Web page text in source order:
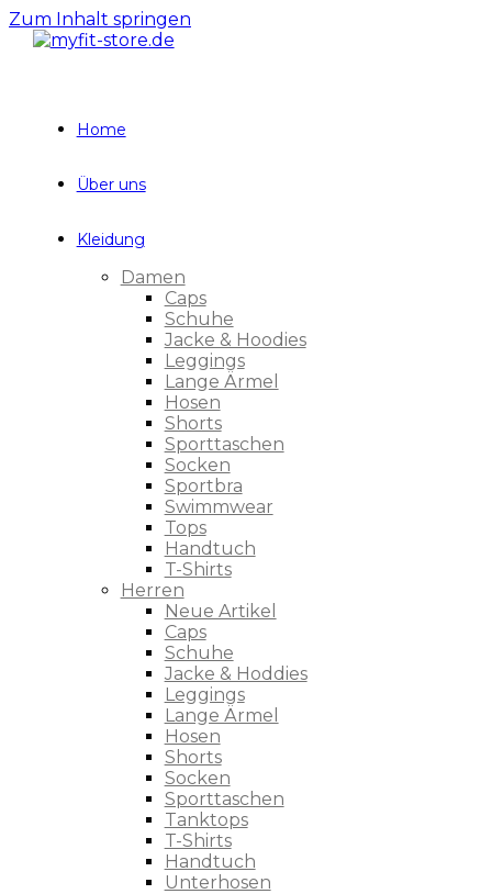
Zum Inhalt springen
Home
Über uns
Kleidung
Damen
Caps
Schuhe
Jacke & Hoodies
Leggings
Lange Ärmel
Hosen
Shorts
Sporttaschen
Socken
Sportbra
Swimmwear
Tops
Handtuch
T-Shirts
Herren
Neue Artikel
Caps
Schuhe
Jacke & Hoddies
Leggings
Lange Ärmel
Hosen
Shorts
Socken
Sporttaschen
Tanktops
T-Shirts
Handtuch
Unterhosen